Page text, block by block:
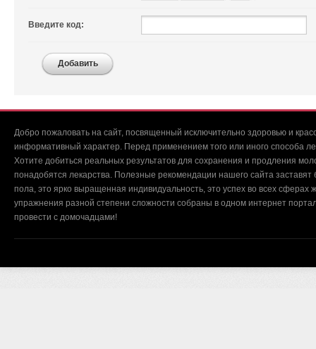
Введите код:
Добавить
Добро пожаловать на сайт, посвященный исключительно здоровью и
информативный характер. Перед применением того или иного способа
Хотите добиться реальных результатов для сохранения и продления
понадобятся лекарства. Полезные рекомендации нашего сайта
пола, это ярко выращенная индивидуальность, это успех во всех
упражнения разной степени сложности собраны в одном интернет
провести с домочадцами!